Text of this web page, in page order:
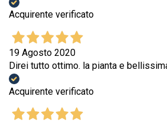
Acquirente verificato
19 Agosto 2020
Direi tutto ottimo. la pianta e
Acquirente verificato